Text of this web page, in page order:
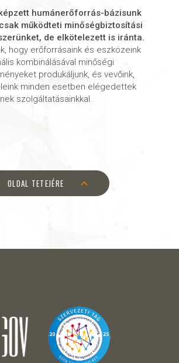
humánerőforrás-bázisunk
működteti minőségbiztosítási
de elkötelezett is iránta.
hogy erőforrásaink és eszközeink
kombinálásával minőségi
produkáljunk, és vevőink,
minden esetben elégedettek
szolgáltatásainkkal.
OLDAL TETEJÉRE